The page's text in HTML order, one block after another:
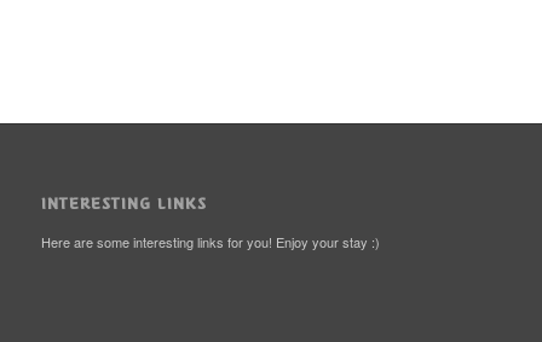
INTERESTING LINKS
Here are some interesting links for you! Enjoy your stay :)